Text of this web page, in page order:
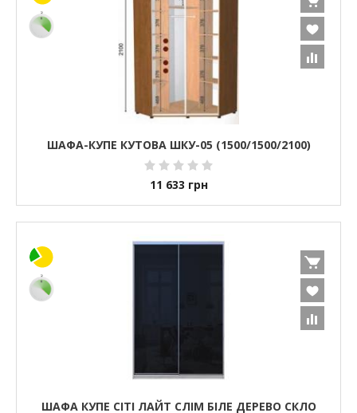
ШАФА-КУПЕ КУТОВА ШКУ-05 (1500/1500/2100)
11 633 грн
ШАФА КУПЕ СІТІ ЛАЙТ СЛІМ БІЛЕ ДЕРЕВО СКЛО